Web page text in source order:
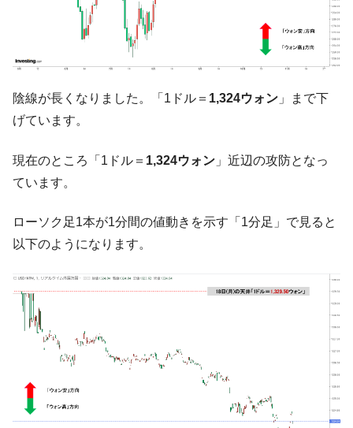
『Money1』
韓国は「中国と同じく」投資に不適格な国
『Money1』
『韓国銀行』が「金の保有量を増やしま
『Money1』
ル」まで拡大 ⇒ 海外資金の動きに強く左右される状態
『Money1』
韓国･帰ってきた李在明。李在明を支持しな
い「50.5％」に上昇
た ⇒ 国家が行った恐るべき株価操作であり、空前の国政壟
断
動」
『Money1』
国の過剰生産が世界を蝕む。
『Money1』
韓国製造業「半導体絶好調」のウラで他業
種は全般的「不調」⇒ PSIが示す現況は決して良くない。
『Money1』
【米韓激突案件】韓国消費者院が『クーパ
ン』1人当たり賠償10万ウォンを認定 ⇒ 総額3兆7,000億
陰線が長くなりました。「1ドル＝ 1,324ウォン 」まで下
げています。
現在のところ「1ドル＝ 1,324ウォン 」近辺の攻防となっ
ています。
ローソク足1本が1分間の値動きを示す「1分足」で見ると
以下のようになります。